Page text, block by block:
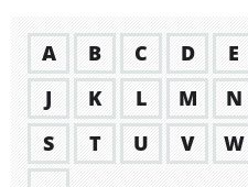
A B C D E
J
K L M N
S
T U V W